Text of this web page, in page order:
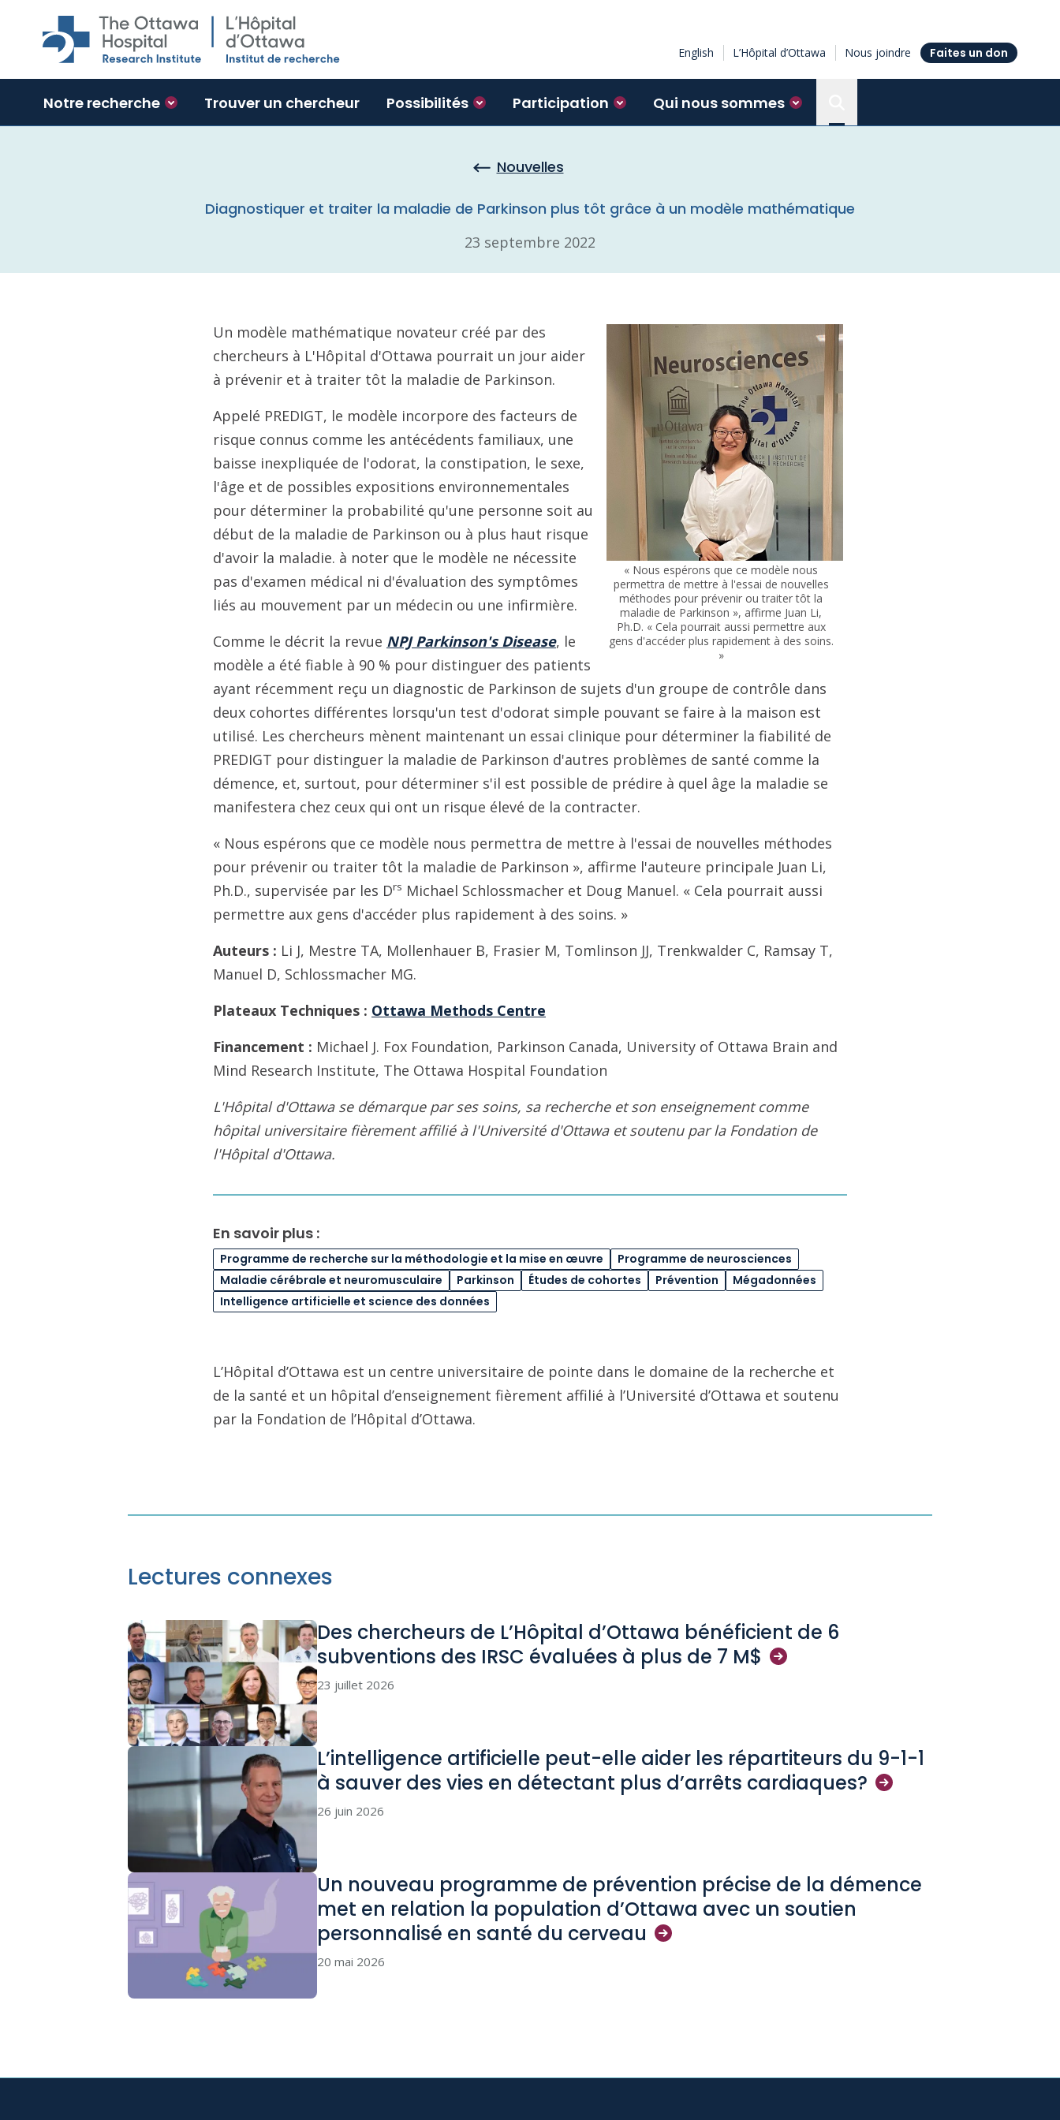
Skip to main content
English L’Hôpital d’Ottawa Nous joindre Faites un don
Notre recherche Trouver un chercheur Possibilités Participation Qui nous sommes
Nouvelles
Diagnostiquer et traiter la maladie de Parkinson plus tôt grâce à un modèle mathématique
23 septembre 2022
« Nous espérons que ce modèle nous
permettra de mettre à l'essai de nouvelles
méthodes pour prévenir ou traiter tôt la
maladie de Parkinson », affirme Juan Li,
Ph.D. « Cela pourrait aussi permettre aux
gens d'accéder plus rapidement à des soins.
»
Un modèle mathématique novateur créé par des
chercheurs à L'Hôpital d'Ottawa pourrait un jour aider
à prévenir et à traiter tôt la maladie de Parkinson.
Appelé PREDIGT, le modèle incorpore des facteurs de
risque connus comme les antécédents familiaux, une
baisse inexpliquée de l'odorat, la constipation, le sexe,
l'âge et de possibles expositions environnementales
pour déterminer la probabilité qu'une personne soit au
début de la maladie de Parkinson ou à plus haut risque
d'avoir la maladie. à noter que le modèle ne nécessite
pas d'examen médical ni d'évaluation des symptômes
liés au mouvement par un médecin ou une infirmière.
Comme le décrit la revue NPJ Parkinson's Disease, le
modèle a été fiable à 90 % pour distinguer des patients
ayant récemment reçu un diagnostic de Parkinson de sujets d'un groupe de contrôle dans
deux cohortes différentes lorsqu'un test d'odorat simple pouvant se faire à la maison est
utilisé. Les chercheurs mènent maintenant un essai clinique pour déterminer la fiabilité de
PREDIGT pour distinguer la maladie de Parkinson d'autres problèmes de santé comme la
démence, et, surtout, pour déterminer s'il est possible de prédire à quel âge la maladie se
manifestera chez ceux qui ont un risque élevé de la contracter.
« Nous espérons que ce modèle nous permettra de mettre à l'essai de nouvelles méthodes
pour prévenir ou traiter tôt la maladie de Parkinson », affirme l'auteure principale Juan Li,
Ph.D., supervisée par les Drs Michael Schlossmacher et Doug Manuel. « Cela pourrait aussi
permettre aux gens d'accéder plus rapidement à des soins. »
Auteurs : Li J, Mestre TA, Mollenhauer B, Frasier M, Tomlinson JJ, Trenkwalder C, Ramsay T,
Manuel D, Schlossmacher MG.
Plateaux Techniques : Ottawa Methods Centre
Financement : Michael J. Fox Foundation, Parkinson Canada, University of Ottawa Brain and
Mind Research Institute, The Ottawa Hospital Foundation
L'Hôpital d'Ottawa se démarque par ses soins, sa recherche et son enseignement comme
hôpital universitaire fièrement affilié à l'Université d'Ottawa et soutenu par la Fondation de
l'Hôpital d'Ottawa.
En savoir plus :
Programme de recherche sur la méthodologie et la mise en œuvre
Programme de neurosciences
Maladie cérébrale et neuromusculaire
Parkinson Études de cohortes Prévention
Mégadonnées
Intelligence artificielle et science des données
L’Hôpital d’Ottawa est un centre universitaire de pointe dans le domaine de la recherche et
de la santé et un hôpital d’enseignement fièrement affilié à l’Université d’Ottawa et soutenu
par la Fondation de l’Hôpital d’Ottawa.
Lectures connexes
Des chercheurs de L’Hôpital d’Ottawa bénéficient de 6
subventions des IRSC évaluées à plus de 7 M$
23 juillet 2026
L’intelligence artificielle peut-elle aider les répartiteurs du 9-1-1
à sauver des vies en détectant plus d’arrêts cardiaques?
26 juin 2026
Un nouveau programme de prévention précise de la démence
met en relation la population d’Ottawa avec un soutien
personnalisé en santé du cerveau
20 mai 2026